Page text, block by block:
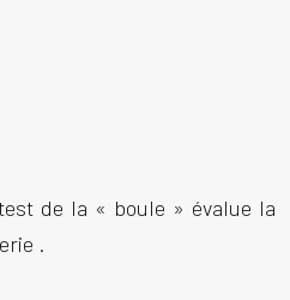
de la « boule » évalue la
.